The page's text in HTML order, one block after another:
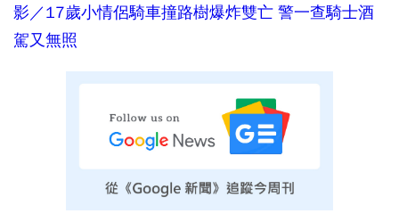
影／17歲小情侶騎車撞路樹爆炸雙亡 警一查騎士酒
駕又無照